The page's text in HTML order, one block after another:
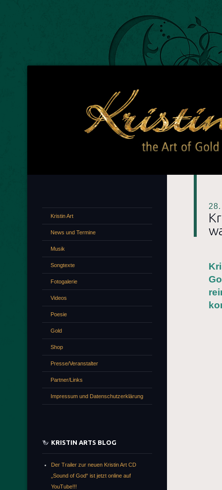
Kristin Art
News und Termine
Musik
Songtexte
Fotogalerie
Videos
Poesie
Gold
Shop
Presse/Veranstalter
Partner/Links
Impressum und Datenschutzerklärung
KRISTIN ARTS BLOG
Der Trailer zur neuen Kristin Art CD
„Sound of God“ ist jetzt online auf
YouTube!!!